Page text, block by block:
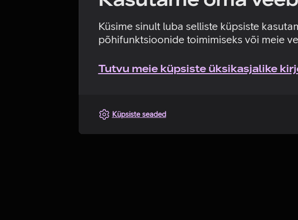
Küsime sinult luba selliste küpsiste
põhifunktsioonide toimimiseks või meie
Tutvu meie küpsiste üksikasjalike
Küpsiste seaded